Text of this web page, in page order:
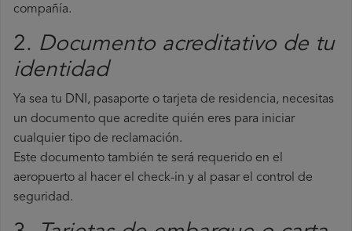
compañía.
2. Documento acreditativo de tu
identidad
Ya sea tu DNI, pasaporte o tarjeta de residencia, necesitas
un documento que acredite quién eres para iniciar
cualquier tipo de reclamación.
Este documento también te será requerido en el
aeropuerto al hacer el check-in y al pasar el control de
seguridad.